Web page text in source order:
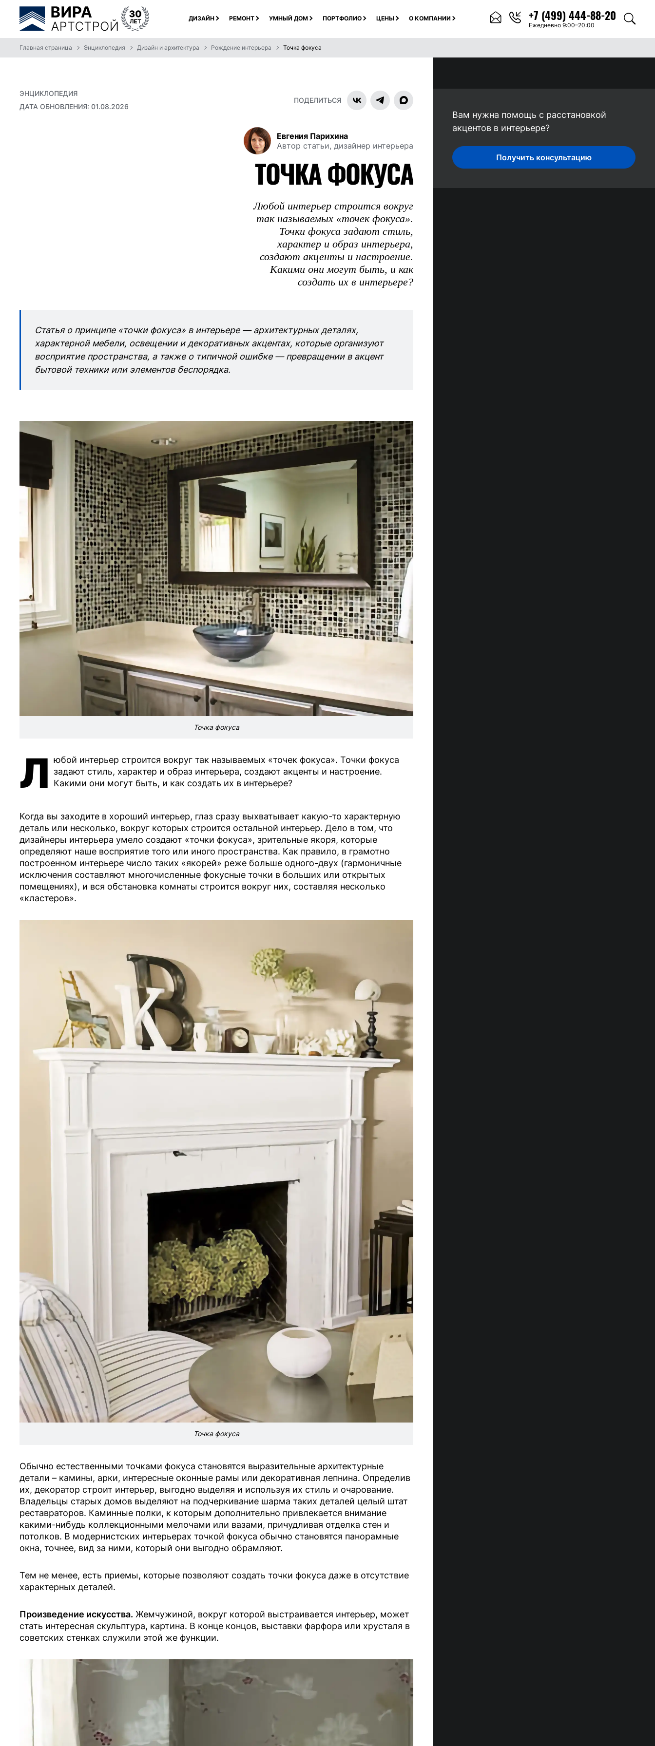
ДИЗАЙН РЕМОНТ УМНЫЙ ДОМ ПОРТФОЛИО ЦЕНЫ О КОМПАНИИ +7 (499) 444-88-20
Ежедневно 9:00–20:00
Главная страница Энциклопедия Дизайн и архитектура Рождение интерьера Точка фокуса
ЭНЦИКЛОПЕДИЯ
ДАТА ОБНОВЛЕНИЯ: 01.08.2026
ПОДЕЛИТЬСЯ
Евгения Парихина
Автор статьи, дизайнер интерьера
ТОЧКА ФОКУСА
Любой интерьер строится вокруг
так называемых «точек фокуса».
Точки фокуса задают стиль,
характер и образ интерьера,
создают акценты и настроение.
Какими они могут быть, и как
создать их в интерьере?
Статья о принципе «точки фокуса» в интерьере — архитектурных деталях,
характерной мебели, освещении и декоративных акцентах, которые организуют
восприятие пространства, а также о типичной ошибке — превращении в акцент
бытовой техники или элементов беспорядка.
Точка фокуса
Л юбой интерьер строится вокруг так называемых «точек фокуса». Точки фокуса
задают стиль, характер и образ интерьера, создают акценты и настроение.
Какими они могут быть, и как создать их в интерьере?
Когда вы заходите в хороший интерьер, глаз сразу выхватывает какую-то характерную
деталь или несколько, вокруг которых строится остальной интерьер. Дело в том, что
дизайнеры интерьера умело создают «точки фокуса», зрительные якоря, которые
определяют наше восприятие того или иного пространства. Как правило, в грамотно
построенном интерьере число таких «якорей» реже больше одного-двух (гармоничные
исключения составляют многочисленные фокусные точки в больших или открытых
помещениях), и вся обстановка комнаты строится вокруг них, составляя несколько
«кластеров».
Точка фокуса
Обычно естественными точками фокуса становятся выразительные архитектурные
детали – камины, арки, интересные оконные рамы или декоративная лепнина. Определив
их, декоратор строит интерьер, выгодно выделяя и используя их стиль и очарование.
Владельцы старых домов выделяют на подчеркивание шарма таких деталей целый штат
реставраторов. Каминные полки, к которым дополнительно привлекается внимание
какими-нибудь коллекционными мелочами или вазами, причудливая отделка стен и
потолков. В модернистских интерьерах точкой фокуса обычно становятся панорамные
окна, точнее, вид за ними, который они выгодно обрамляют.
Тем не менее, есть приемы, которые позволяют создать точки фокуса даже в отсутствие
характерных деталей.
Произведение искусства. Жемчужиной, вокруг которой выстраивается интерьер, может
стать интересная скульптура, картина. В конце концов, выставки фарфора или хрусталя в
советских стенках служили этой же функции.
Вам нужна помощь с расстановкой
акцентов в интерьере?
Получить консультацию